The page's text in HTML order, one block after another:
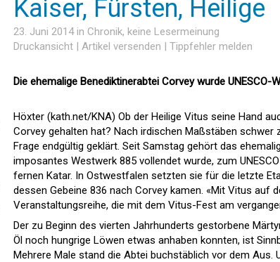
Kaiser, Fürsten, Heilige
23. Juni 2014 in Chronik, keine Lesermeinung
Druckansicht | Artikel versenden | Tippfehler melden
Die ehemalige Benediktinerabtei Corvey wurde
Höxter (kath.net/KNA) Ob der Heilige Vitus seine Hand
Corvey gehalten hat? Nach irdischen Maßstäben
Frage endgültig geklärt. Seit Samstag gehört das
imposantes Westwerk 885 vollendet wurde, zum
fernen Katar. In Ostwestfalen setzten sie für die letzte
dessen Gebeine 836 nach Corvey kamen. «Mit Vitus auf
Veranstaltungsreihe, die mit dem Vitus-Fest am
Der zu Beginn des vierten Jahrhunderts gestorbene
Öl noch hungrige Löwen etwas anhaben konnten, ist
Mehrere Male stand die Abtei buchstäblich vor dem Aus.